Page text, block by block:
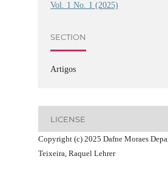
Vol. 1 No. 1 (2025)
SECTION
Artigos
LICENSE
Copyright (c) 2025 Dafne Moraes
Teixeira, Raquel Lehrer